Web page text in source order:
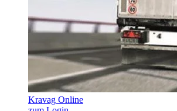
Kravag Online